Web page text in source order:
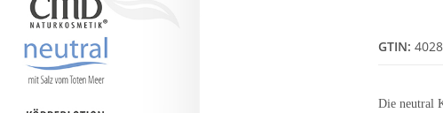
GTIN:
Die neutral